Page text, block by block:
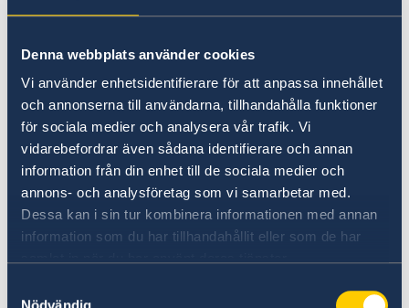
Denna webbplats använder cookies
Vi använder enhetsidentifierare för att anpassa innehållet
och annonserna till användarna, tillhandahålla funktioner
för sociala medier och analysera vår trafik. Vi
vidarebefordrar även sådana identifierare och annan
information från din enhet till de sociala medier och
annons- och analysföretag som vi samarbetar med.
Dessa kan i sin tur kombinera informationen med annan
information som du har tillhandahållit eller som de har
Nödvändig
teknikområdet.
Herr talman!
Den feministiska utrikespolitiken fortsätter
växa. Sverige var först. Och det är glädjande att
även Tyskland nu tar efter, liksom Kanada,
Frankrike, Luxemburg, Spanien och Mexiko
Arbetet ska vässas, inte minst givet den